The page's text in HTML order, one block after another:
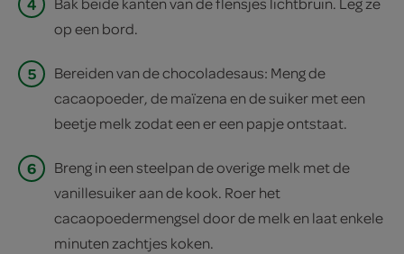
op een bord.
5
Bereiden van de chocoladesaus: Meng de
cacaopoeder, de maïzena en de suiker met een
beetje melk zodat een er een papje ontstaat.
6
Breng in een steelpan de overige melk met de
vanillesuiker aan de kook. Roer het
cacaopoedermengsel door de melk en laat enkele
minuten zachtjes koken.